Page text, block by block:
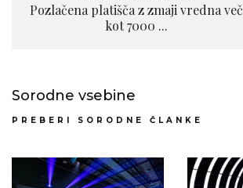
Pozlačena platišča z zmaji vredna več
kot 7000 ...
Sorodne vsebine
PREBERI SORODNE ČLANKE